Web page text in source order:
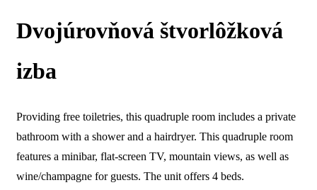
Dvojúrovňová štvorlôžková
izba
Providing free toiletries, this quadruple room includes a private
bathroom with a shower and a hairdryer. This quadruple room
features a minibar, flat-screen TV, mountain views, as well as
wine/champagne for guests. The unit offers 4 beds.